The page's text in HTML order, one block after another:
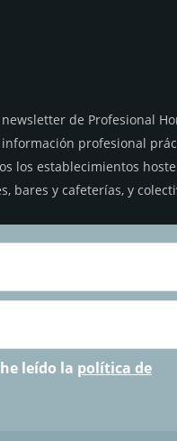
de Profesional
profesional
los establecimientos
bares y cafeterías, y
leído la política de